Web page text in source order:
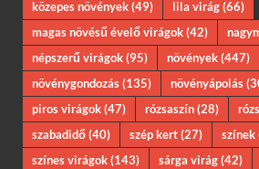
közepes növények(49) lila virág(66)
magas növésű évelő virágok(42)
népszerű virágok(95) növények(447)
növénygondozás(135) növényápolás
piros virágok(47) rózsaszín(28)
szabadidő(40) szép kert(27) színek
színes virágok(143) sárga virág(42)